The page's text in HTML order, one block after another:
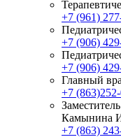
+7 (961)
+7 (906)
+7 (906)
Главный
+7
Камынина
+7 (863)